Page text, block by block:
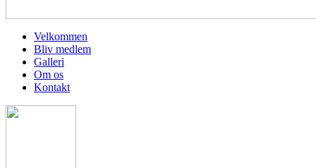
Velkommen
Bliv medlem
Galleri
Om os
Kontakt